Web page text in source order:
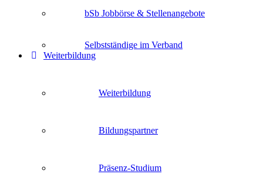
bSb Jobbörse & Stellenangebote
Selbstständige im Verband
Weiterbildung
Weiterbildung
Bildungspartner
Präsenz-Studium